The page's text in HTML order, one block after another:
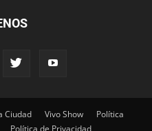
Ciudad Vivo Show
Política
Política de Privacidad